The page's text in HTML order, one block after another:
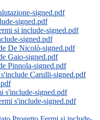
signed.pdf
signed.pdf
si include-signed.pdf
signed.pdf
De Nicolò-signed.pdf
Gaio-signed.pdf
Pinnola-signed.pdf
Carulli-signed.pdf
s'include-signed.pdf
s'include-signed.pdf